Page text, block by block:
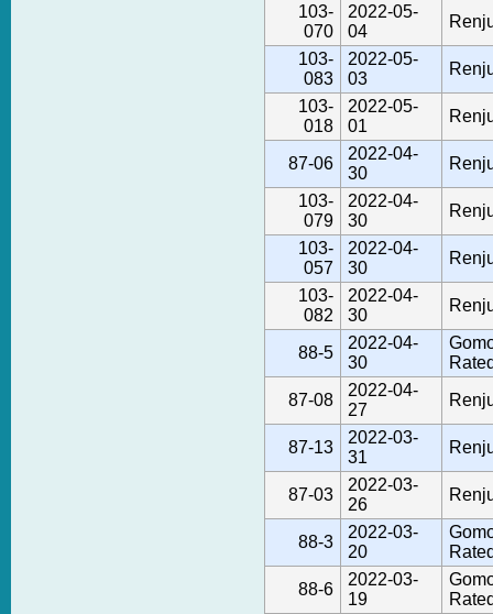
103-
070
2022-05-
04
103-
083
2022-05-
03
103-
018
2022-05-
01
87-06
2022-04-
30
103-
079
2022-04-
30
103-
057
2022-04-
30
103-
082
2022-04-
30
88-5
2022-04-
30
87-08
2022-04-
27
87-13
2022-03-
31
87-03
2022-03-
26
88-3
2022-03-
20
88-6
2022-03-
19